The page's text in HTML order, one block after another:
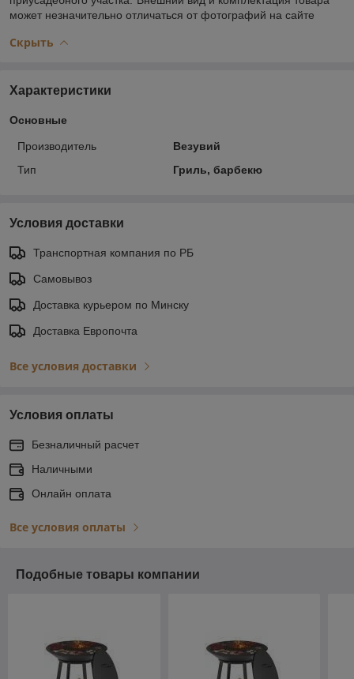
может незначительно отличаться от фотографий на сайте
Скрыть
Характеристики
Основные
Производитель
Везувий
Тип
Гриль, барбекю
Условия доставки
Транспортная компания по РБ
Самовывоз
Доставка курьером по Минску
Доставка Европочта
Все условия доставки
Условия оплаты
Безналичный расчет
Наличными
Онлайн оплата
Все условия оплаты
Подобные товары компании